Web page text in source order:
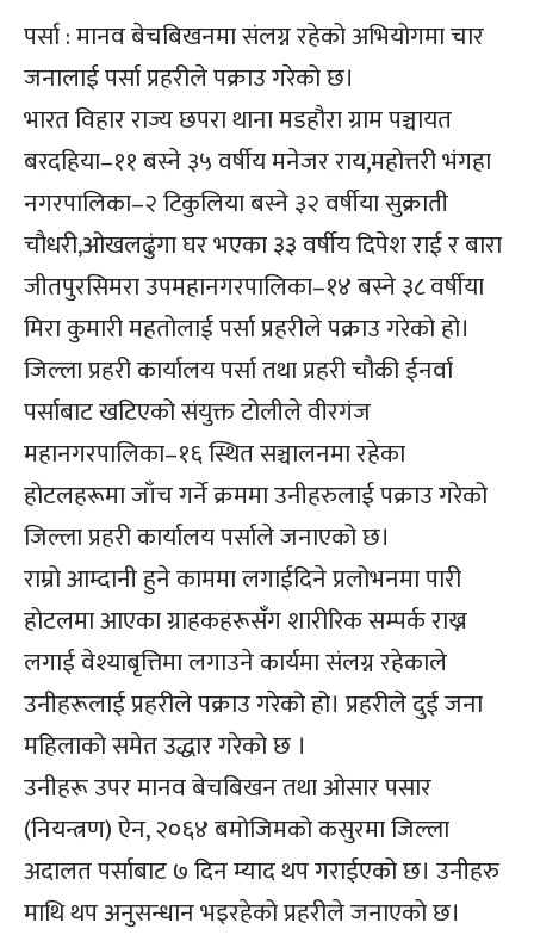
पर्सा : मानव बेचबिखनमा संलग्न रहेको अभियोगमा चार
जनालाई पर्सा प्रहरीले पक्राउ गरेको छ।
भारत विहार राज्य छपरा थाना मडहौरा ग्राम पञ्चायत
बरदहिया–११ बस्ने ३५ वर्षीय मनेजर राय,महोत्तरी भंगहा
नगरपालिका–२ टिकुलिया बस्ने ३२ वर्षीया सुक्राती
चौधरी,ओखलढुंगा घर भएका ३३ वर्षीय दिपेश राई र बारा
जीतपुरसिमरा उपमहानगरपालिका–१४ बस्ने ३८ वर्षीया
मिरा कुमारी महतोलाई पर्सा प्रहरीले पक्राउ गरेको हो।
जिल्ला प्रहरी कार्यालय पर्सा तथा प्रहरी चौकी ईनर्वा
पर्साबाट खटिएको संयुक्त टोलीले वीरगंज
महानगरपालिका–१६ स्थित सञ्चालनमा रहेका
होटलहरूमा जाँच गर्ने क्रममा उनीहरुलाई पक्राउ गरेको
जिल्ला प्रहरी कार्यालय पर्साले जनाएको छ।
राम्रो आम्दानी हुने काममा लगाईदिने प्रलोभनमा पारी
होटलमा आएका ग्राहकहरूसँग शारीरिक सम्पर्क राख्न
लगाई वेश्याबृत्तिमा लगाउने कार्यमा संलग्न रहेकाले
उनीहरूलाई प्रहरीले पक्राउ गरेको हो। प्रहरीले दुई जना
महिलाको समेत उद्धार गरेको छ ।
उनीहरू उपर मानव बेचबिखन तथा ओसार पसार
(नियन्त्रण) ऐन, २०६४ बमोजिमको कसुरमा जिल्ला
अदालत पर्साबाट ७ दिन म्याद थप गराईएको छ। उनीहरु
माथि थप अनुसन्धान भइरहेको प्रहरीले जनाएको छ।